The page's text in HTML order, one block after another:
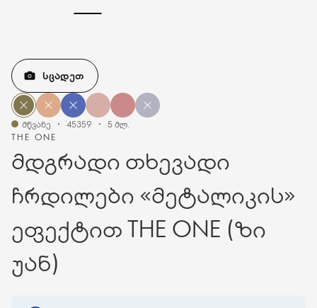
THE ONE
მდგრადი თხევადი
ჩრდილები «მეტალიკის»
ეფექტით THE ONE (ზი
უან)
ᲡᲪᲐᲓᲔᲗ
მწვანე 45359 5 მლ.